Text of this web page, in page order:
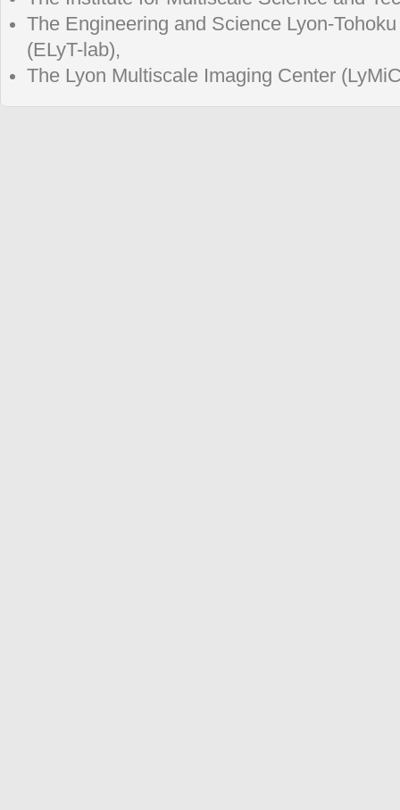
The Engineering and Science Lyon-
(ELyT-lab),
The Lyon Multiscale Imaging Center